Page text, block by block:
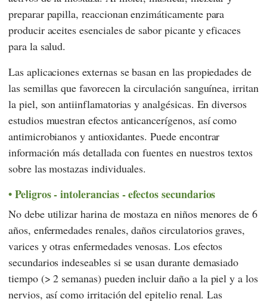
preparar papilla, reaccionan enzimáticamente para
producir aceites esenciales de sabor picante y eficaces
para la salud.
Las aplicaciones externas se basan en las propiedades de
las semillas que favorecen la circulación sanguínea, irritan
la piel, son antiinflamatorias y analgésicas. En diversos
estudios muestran efectos anticancerígenos, así como
antimicrobianos y antioxidantes. Puede encontrar
información más detallada con fuentes en nuestros textos
sobre las mostazas individuales.
Peligros - intolerancias - efectos secundarios
No debe utilizar harina de mostaza en niños menores de 6
años, enfermedades renales, daños circulatorios graves,
varices y otras enfermedades venosas. Los efectos
secundarios indeseables si se usan durante demasiado
tiempo (> 2 semanas) pueden incluir daño a la piel y a los
nervios, así como irritación del epitelio renal. Las